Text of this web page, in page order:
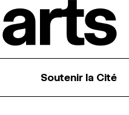
Soutenir la Cité